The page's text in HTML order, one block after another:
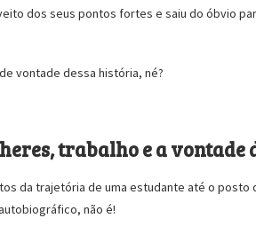
dos seus pontos fortes e saiu do óbvio
vontade dessa história, né?
trabalho e a vontade
da trajetória de uma estudante até o posto
não é!